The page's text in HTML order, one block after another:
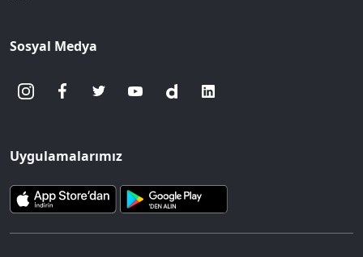
Sosyal Medya
Uygulamalarımız